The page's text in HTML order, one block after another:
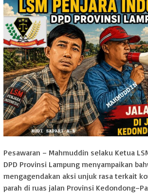
Pesawaran – Mahmuddin selaku Ketua
DPD Provinsi Lampung menyampaikan
mengagendakan aksi unjuk rasa terkait
parah di ruas jalan Provinsi